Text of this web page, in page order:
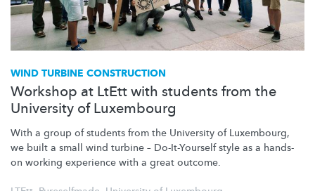
WIND TURBINE CONSTRUCTION
Workshop at LtEtt with students from the
University of Luxembourg
With a group of students from the University of Luxembourg,
we built a small wind turbine – Do-It-Yourselfstyle as a hands-
on working experience with a great outcome.